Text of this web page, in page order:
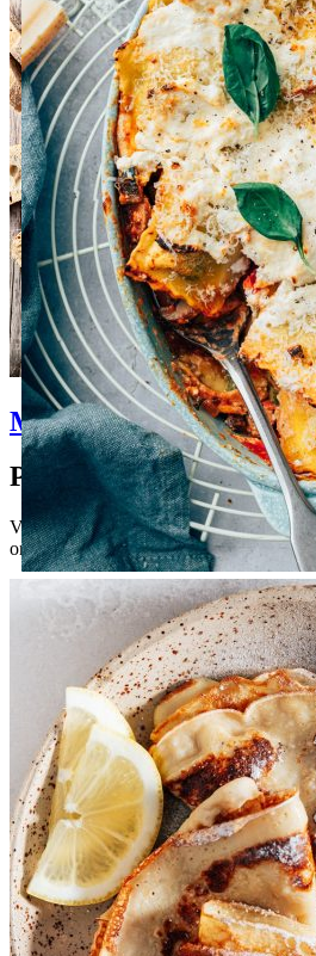
Feest
Ravioli lasagne
Ravioli lasagne openenRavioli lasagne
Bekijk alle resultaten
Meest gezocht
10 x Zomerdrankjes
11 x salade dressing
Caesar salade met krokante kip
Kip marinades: 3 recepten
Spaanse Sangria
Mediterraanse recepten
Pauline's favorieten
Van snelle doordeweekse gerechten tot
onze nieuwste recepten om direct mee